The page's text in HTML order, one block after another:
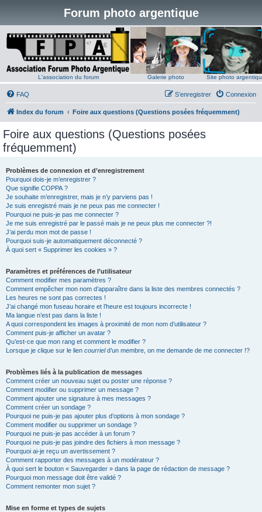
Forum photo argentique
L'association du forum Galerie photo Site photo
FAQ Connexion
S’enregistrer
Index du forum Foire aux questions (Questions posées fréquemment)
Foire aux questions (Questions posées
fréquemment)
Problèmes de connexion et d’enregistrement
Pourquoi dois-je m’enregistrer ?
Que signifie COPPA ?
Je souhaite m’enregistrer, mais je n’y parviens pas !
Je suis enregistré mais je ne peux pas me connecter !
Pourquoi ne puis-je pas me connecter ?
Je me suis enregistré par le passé mais je ne peux plus me connecter ?!
J’ai perdu mon mot de passe !
Pourquoi suis-je automatiquement déconnecté ?
À quoi sert « Supprimer les cookies » ?
Paramètres et préférences de l’utilisateur
Comment modifier mes paramètres ?
Comment empêcher mon nom d’apparaître dans la liste des membres connectés ?
Les heures ne sont pas correctes !
J’ai changé mon fuseau horaire et l’heure est toujours incorrecte !
Ma langue n’est pas dans la liste !
A quoi correspondent les images à proximité de mon nom d’utilisateur ?
Comment puis-je afficher un avatar ?
Qu’est-ce que mon rang et comment le modifier ?
Lorsque je clique sur le lien courrield’un membre, on me demande de me connecter !?
Problèmes liés à la publication de messages
Comment créer un nouveau sujet ou poster une réponse ?
Comment modifier ou supprimer un message ?
Comment ajouter une signature à mes messages ?
Comment créer un sondage ?
Pourquoi ne puis-je pas ajouter plus d’options à mon sondage ?
Comment modifier ou supprimer un sondage ?
Pourquoi ne puis-je pas accéder à un forum ?
Pourquoi ne puis-je pas joindre des fichiers à mon message ?
Pourquoi ai-je reçu un avertissement ?
Comment rapporter des messages à un modérateur ?
À quoi sert le bouton « Sauvegarder » dans la page de rédaction de message ?
Pourquoi mon message doit être validé ?
Comment remonter mon sujet ?
Mise en forme et types de sujets